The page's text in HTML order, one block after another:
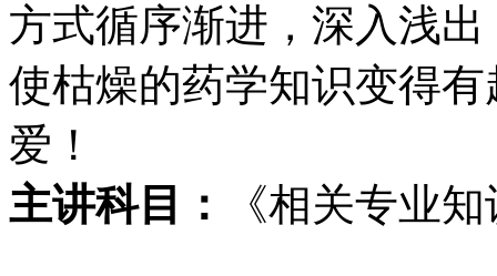
方式循序渐进，深入浅
使枯燥的药学知识变得
爱！
主讲科目：
《相关专业